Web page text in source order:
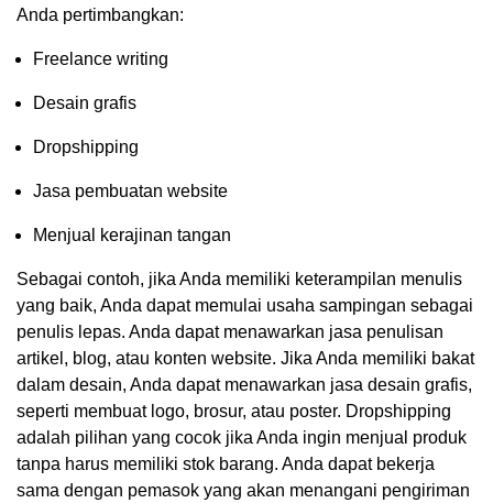
Anda pertimbangkan:
Freelance writing
Desain grafis
Dropshipping
Jasa pembuatan website
Menjual kerajinan tangan
Sebagai contoh, jika Anda memiliki keterampilan menulis
yang baik, Anda dapat memulai usaha sampingan sebagai
penulis lepas. Anda dapat menawarkan jasa penulisan
artikel, blog, atau konten website. Jika Anda memiliki bakat
dalam desain, Anda dapat menawarkan jasa desain grafis,
seperti membuat logo, brosur, atau poster. Dropshipping
adalah pilihan yang cocok jika Anda ingin menjual produk
tanpa harus memiliki stok barang. Anda dapat bekerja
sama dengan pemasok yang akan menangani pengiriman